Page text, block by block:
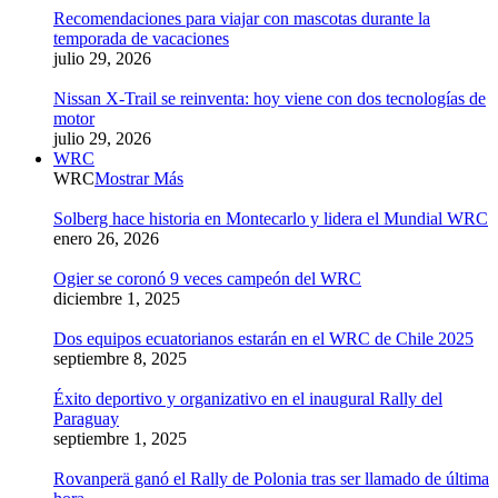
Recomendaciones para viajar con mascotas durante la
temporada de vacaciones
julio 29, 2026
Nissan X-Trail se reinventa: hoy viene con dos tecnologías de
motor
julio 29, 2026
WRC
WRCMostrar Más
Solberg hace historia en Montecarlo y lidera el Mundial WRC
enero 26, 2026
Ogier se coronó 9 veces campeón del WRC
diciembre 1, 2025
Dos equipos ecuatorianos estarán en el WRC de Chile 2025
septiembre 8, 2025
Éxito deportivo y organizativo en el inaugural Rally del
Paraguay
septiembre 1, 2025
Rovanperä ganó el Rally de Polonia tras ser llamado de última